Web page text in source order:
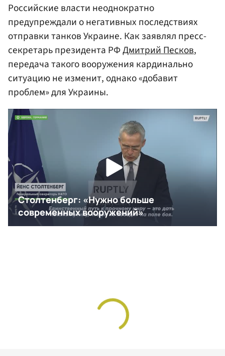
Российские власти неоднократно
предупреждали о негативных последствиях
отправки танков Украине. Как заявлял пресс-
секретарь президента РФДмитрий Песков,
передача такого вооружения кардинально
ситуацию не изменит, однако «добавит
проблем» для Украины.